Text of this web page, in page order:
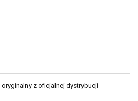
oryginalny z oficjalnej dystrybucji